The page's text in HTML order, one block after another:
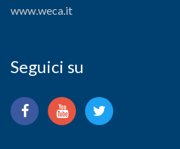
www.weca.it
Seguici su